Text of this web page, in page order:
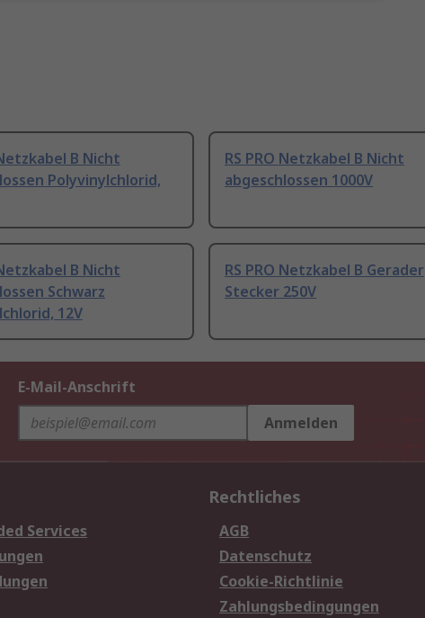
B Nicht
Polyvinylchlorid,
RS PRO Netzkabel B Nicht
abgeschlossen 1000V
B Nicht
Schwarz
12V
RS PRO Netzkabel B Gerader
Stecker 250V
E-Mail-Anschrift
Anmelden
Services
Rechtliches
AGB
Datenschutz
Cookie-Richtlinie
Zahlungsbedingungen